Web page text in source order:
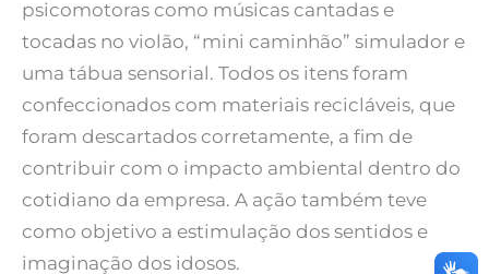
psicomotoras como músicas cantadas e
tocadas no violão, “mini caminhão” simulador e
uma tábua sensorial. Todos os itens foram
confeccionados com materiais recicláveis, que
foram descartados corretamente, a fim de
contribuir com o impacto ambiental dentro do
cotidiano da empresa. A ação também teve
como objetivo a estimulação dos sentidos e
imaginação dos idosos.